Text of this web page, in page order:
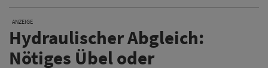
ANZEIGE
Hydraulischer Abgleich:
Nötiges Übel oder